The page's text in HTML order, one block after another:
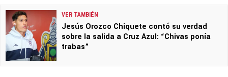
VER TAMBIÉN
Jesús Orozco Chiquete contó su verdad
sobre la salida a Cruz Azul: “Chivas ponía
trabas”